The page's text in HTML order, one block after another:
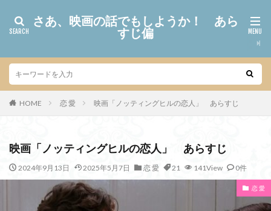
さあ、映画の話でもしようか！ あら
すじ偏
HOME 恋 愛 映画「ノッティングヒルの恋人」 あらすじ
映画「ノッティングヒルの恋人」 あらすじ
2024年9月13日 2025年5月7日 恋 愛 21 141View 0件
恋 愛